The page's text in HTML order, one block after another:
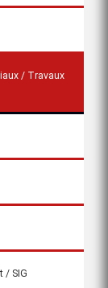
/ Travaux
/ SIG